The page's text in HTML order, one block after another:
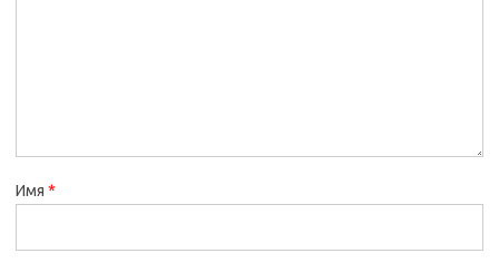
Имя *